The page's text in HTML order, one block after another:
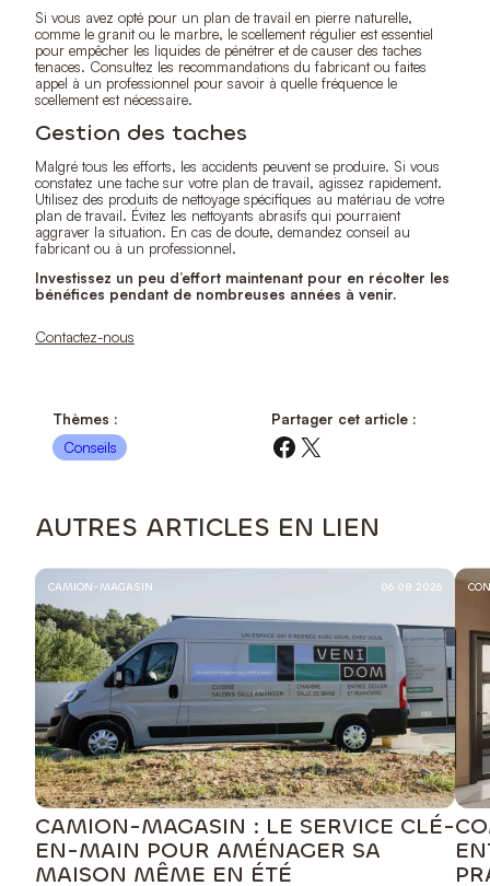
Si vous avez opté pour un plan de travail en pierre naturelle,
comme le granit ou le marbre, le scellement régulier est essentiel
pour empêcher les liquides de pénétrer et de causer des taches
tenaces. Consultez les recommandations du fabricant ou faites
appel à un professionnel pour savoir à quelle fréquence le
scellement est nécessaire.
Gestion des taches
Malgré tous les efforts, les accidents peuvent se produire. Si vous
constatez une tache sur votre plan de travail, agissez rapidement.
Utilisez des produits de nettoyage spécifiques au matériau de votre
plan de travail. Évitez les nettoyants abrasifs qui pourraient
aggraver la situation. En cas de doute, demandez conseil au
fabricant ou à un professionnel.
Investissez un peu d’effort maintenant pour en récolter les
bénéfices pendant de nombreuses années à venir.
Contactez-nous
Thèmes :
Conseils
Partager cet article :
Facebook
X
AUTRES ARTICLES EN LIEN
CAMION-MAGASIN 06.08.2026
CAMION-MAGASIN : LE SERVICE CLÉ-
EN-MAIN POUR AMÉNAGER SA
MAISON MÊME EN ÉTÉ